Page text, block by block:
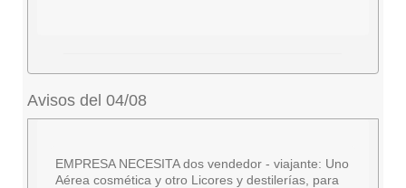
Avisos del 04/08
EMPRESA NECESITA dos vendedor - viajante: Uno
Aérea cosmética y otro Licores y destilerías, para